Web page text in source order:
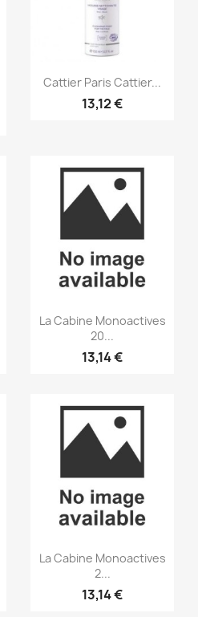
Aperçu rapide
Cattier Paris Cattier...
13,12 €
Aperçu rapide
La Cabine Monoactives
20...
13,14 €
Aperçu rapide
La Cabine Monoactives
2...
13,14 €